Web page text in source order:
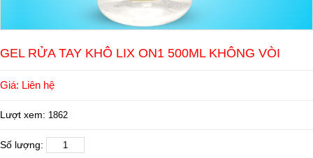
GEL RỬA TAY KHÔ LIX ON1 500ML KHÔNG VÒI
Giá: Liên hệ
Lượt xem: 1862
Số lượng: